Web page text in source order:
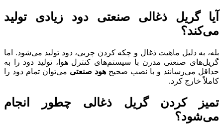
آیا گریل ذغالی صنعتی دود زیادی تولید
می‌کند؟
بله، به دلیل ماهیت ذغال و چکه کردن چربی، دود تولید می‌شود. اما
گریل‌های صنعتی مدرن با سیستم‌های کنترل هوا، تولید دود را به
حداقل می‌رسانند و با نصب صحیح هود صنعتی می‌توان تمام دود را
کاملاً خارج کرد.
تمیز کردن گریل ذغالی چطور انجام
می‌شود؟